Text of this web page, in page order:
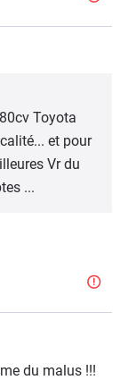
Toyota
et pour
Vr du
...
du malus !!!